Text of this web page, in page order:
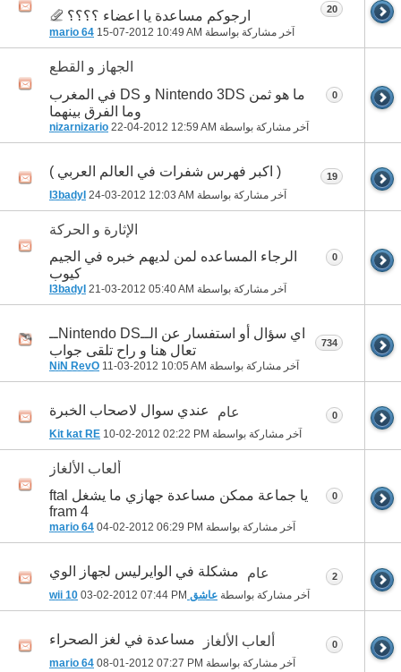
ارجوكم مساعدة يا اعضاء ؟؟؟؟
آخر مشاركة بواسطة mario 64 15-07-2012 10:49 AM
20
الجهاز و القطع
ما هو ثمن Nintendo 3DS و DS في المغرب
وما الفرق بينهما
آخر مشاركة بواسطة nizarnizario 22-04-2012 12:59 AM
0
( اكبر فهرس شفرات في العالم العربي )
آخر مشاركة بواسطة I3badyI 24-03-2012 12:03 AM
19
الإثارة و الحركة
الرجاء المساعده لمن لديهم خبره في الجيم
كيوب
آخر مشاركة بواسطة I3badyI 21-03-2012 05:40 AM
0
اي سؤال أو استفسار عن الــNintendo DSــ
تعال هنا و راح تلقى جواب
آخر مشاركة بواسطة NiN RevO 11-03-2012 10:05 AM
734
عام عندي سوال لاصحاب الخبرة
آخر مشاركة بواسطة Kit kat RE 10-02-2012 02:22 PM
0
ألعاب الألغاز
يا جماعة ممكن مساعدة جهازي ما يشغل ftal
fram 4
آخر مشاركة بواسطة mario 64 04-02-2012 06:29 PM
0
عام مشكلة في الوايرليس لجهاز الوي
آخر مشاركة بواسطة عاشق wii 10 03-02-2012 07:44 PM
2
ألعاب الألغاز مساعدة في لغز الصحراء
آخر مشاركة بواسطة mario 64 08-01-2012 07:27 PM
0